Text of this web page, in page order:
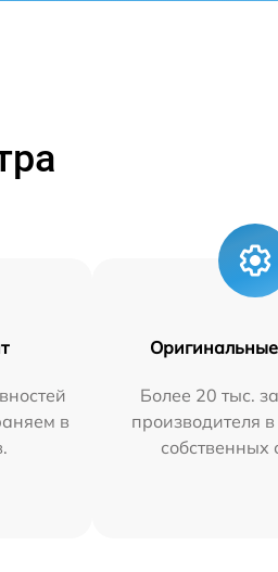
в
Более 20 тыс.
производителя
собственных